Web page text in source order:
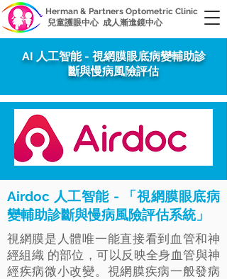
Herman & Partners Optometric Clinic
兒童護眼中心 成人漸進鏡中心
AI 人工智能 - 視網膜眼底病變輔助診
斷與慢病風險評估
Airdoc 人工智能 - 「視網膜眼底病
變輔助診斷與慢病風險評估系統」
視網膜是人體唯一能直接看到血管和神
經組織 的部位，可以反映全身血管與神
經疾病微小改變。視網膜疾病一般發病